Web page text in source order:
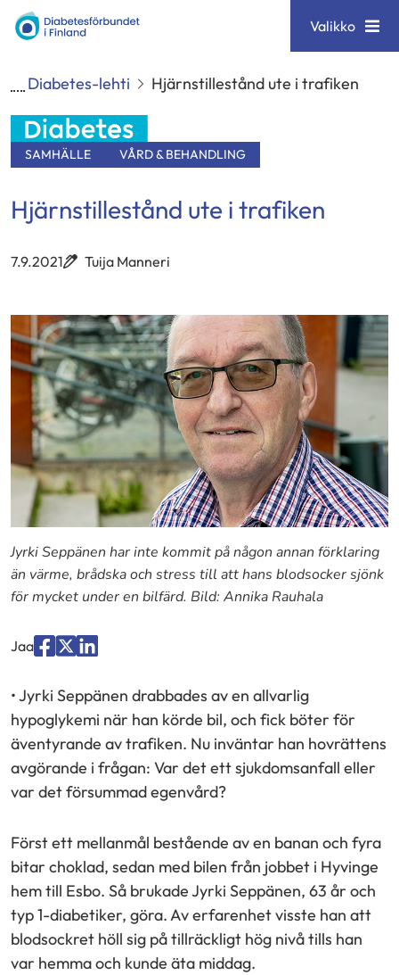
Siirry
sisältöön
Diabetesförbundet Valikko
Diabetes-lehti Hjärnstillestånd ute i trafiken
SAMHÄLLE VÅRD & BEHANDLING
Hjärnstillestånd ute i trafiken
7.9.2021 Tuija Manneri
Jyrki Seppänen har inte kommit på någon annan förklaring
än värme, brådska och stress till att hans blodsocker sjönk
för mycket under en bilfärd. Bild: Annika Rauhala
Jaa
palvelussa
"Facebook"
palvelussa
"X"
palvelussa
"LinkedIn"
• Jyrki Seppänen drabbades av en allvarlig
hypoglykemi när han körde bil, och fick böter för
äventyrande av trafiken. Nu inväntar han hovrättens
avgörande i frågan: Var det ett sjukdomsanfall eller
var det försummad egenvård?
Först ett mellanmål bestående av en banan och fyra
bitar choklad, sedan med bilen från jobbet i Hyvinge
hem till Esbo. Så brukade Jyrki Seppänen, 63 år och
typ 1-diabetiker, göra. Av erfarenhet visste han att
blodsockret höll sig på tillräckligt hög nivå tills han
var hemma och kunde äta middag.